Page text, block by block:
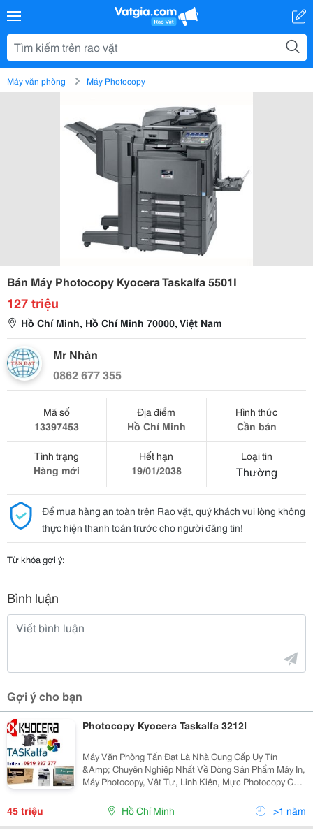
Máy văn phòng Máy Photocopy
Bán Máy Photocopy Kyocera Taskalfa 5501I
127 triệu
Hồ Chí Minh, Hồ Chí Minh 70000, Việt Nam
Mr Nhàn
0862 677 355
Mã số
13397453
Địa điểm
Hồ Chí Minh
Hình thức
Cần bán
Tình trạng
Hàng mới
Hết hạn
19/01/2038
Loại tin
Thường
Để mua hàng an toàn trên Rao vặt, quý khách vui lòng không
thực hiện thanh toán trước cho người đăng tin!
Từ khóa gợi ý:
Bình luận
Gợi ý cho bạn
Photocopy Kyocera Taskalfa 3212I
Máy Văn Phòng Tấn Đạt Là Nhà Cung Cấp Uy Tín
&Amp; Chuyên Nghiệp Nhất Về Dòng Sản Phẩm Máy In,
Máy Photocopy, Vật Tư, Linh Kiện, Mực Photocopy Của
Nhật Như : Kyocera (Mita )Taskalfa, Xerox, Ricoh, Hp
Mfp, Toshiba Tại Tp Hcm Thời Buổi Kinh Tế...
45 triệu Hồ Chí Minh >1 năm